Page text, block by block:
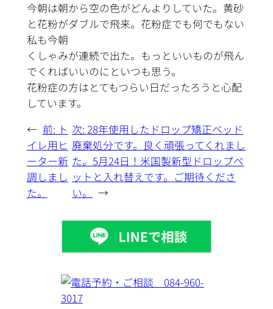
今朝は朝から空の色がどんよりしていた。黄砂
と花粉がダブルで飛来。花粉症でも何でもない
私も今朝
くしゃみが連続で出た。もっといいものが飛ん
でくればいいのにといつも思う。
花粉症の方はとてもつらい日だったろうと心配
しています。
← 前: ト
イレ用ヒ
ーター新
調しまし
た。
次: 28年使用したドロップ矯正ベッド
廃棄処分です。良く頑張ってくれまし
た。5月24日！米国製新型ドロップベ
ットと入れ替えです。ご期待くださ
い。
→